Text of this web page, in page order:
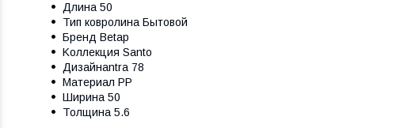
Длина 50
Тип ковролина Бытовой
Бренд Betap
Kоллекция Santo
Дизайнantra 78
Mатериал PP
Ширина 50
Толщина 5.6